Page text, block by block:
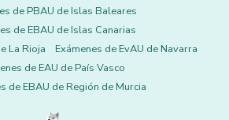
de PBAU de Islas Baleares
de EBAU de Islas Canarias
La Rioja
Exámenes de EvAU de Navarra
de EAU de País Vasco
de EBAU de Región de Murcia